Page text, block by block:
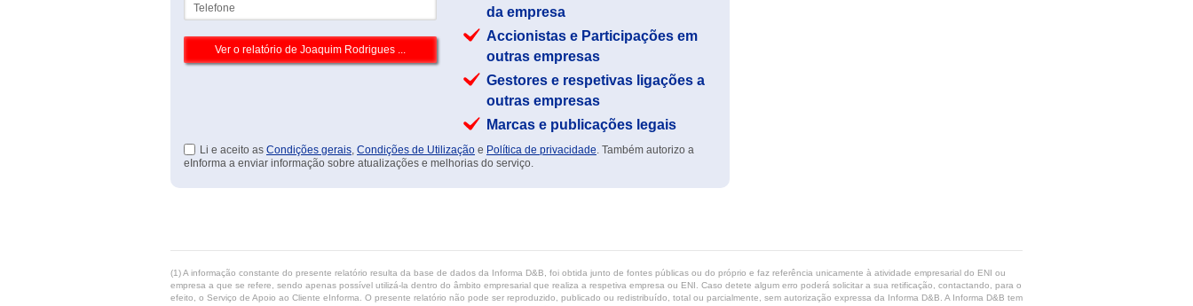
da empresa
Accionistas e Participações em
outras empresas
Gestores e respetivas ligações a
outras empresas
Marcas e publicações legais
Li e aceito as Condições gerais, Condições de Utilização e Política de privacidade. Também autorizo a
eInforma a enviar informação sobre atualizações e melhorias do serviço.
(1) A informação constante do presente relatório resulta da base de dados da Informa D&B, foi obtida junto de fontes públicas ou do próprio e faz referência unicamente à atividade empresarial do ENI ou
empresa a que se refere, sendo apenas possível utilizá-la dentro do âmbito empresarial que realiza a respetiva empresa ou ENI. Caso detete algum erro poderá solicitar a sua retificação, contactando, para o
efeito, o Serviço de Apoio ao Cliente eInforma. O presente relatório não pode ser reproduzido, publicado ou redistribuído, total ou parcialmente, sem autorização expressa da Informa D&B. A Informa D&B tem